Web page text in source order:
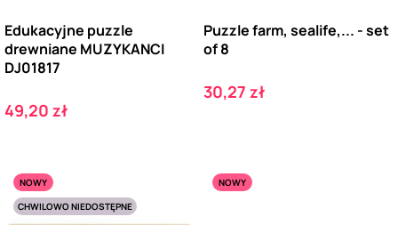
Edukacyjne puzzle
drewniane MUZYKANCI
DJ01817
Cena
49,20 zł
Puzzle farm, sealife,... - set
of 8
Cena
30,27 zł
NOWY
CHWILOWO NIEDOSTĘPNE
NOWY